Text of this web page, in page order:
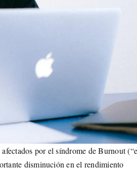
por el síndrome de Burnout
disminución en el rendimiento